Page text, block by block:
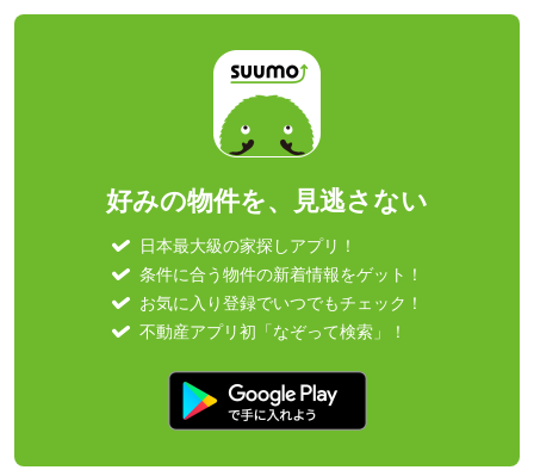
好みの物件を、見逃さない
日本最大級の家探しアプリ！
条件に合う物件の新着情報をゲット！
お気に入り登録でいつでもチェック！
不動産アプリ初「なぞって検索」！